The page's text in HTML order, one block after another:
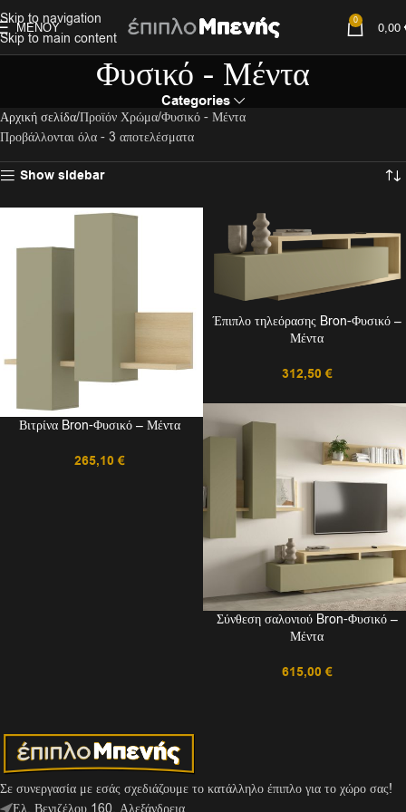
Skip to navigation
Skip to main content
ΜΕΝΟΎ 0 0,00
Φυσικό - Μέντα
Categories
Αρχική σελίδα Προϊόν Χρώμα Φυσικό - Μέντα
Προβάλλονται όλα - 3 αποτελέσματα
Show sidebar
Βιτρίνα Bron-Φυσικό – Μέντα
265,10 €
Έπιπλο τηλεόρασης Bron-Φυσικό –
Μέντα
312,50 €
Σύνθεση σαλονιού Bron-Φυσικό –
Μέντα
615,00 €
Σε συνεργασία με εσάς σχεδιάζουμε το κατάλληλο έπιπλο για το χώρο σας!